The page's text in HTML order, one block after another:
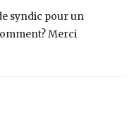
syndic pour un
Merci